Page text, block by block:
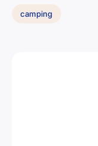
camping